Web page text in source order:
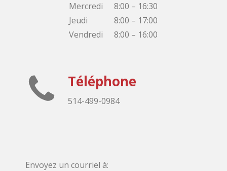
Mercredi
Jeudi
Vendredi
8:00 – 16:30
8:00 – 17:00
8:00 – 16:00
Téléphone
514-499-0984
Envoyez un courriel à: